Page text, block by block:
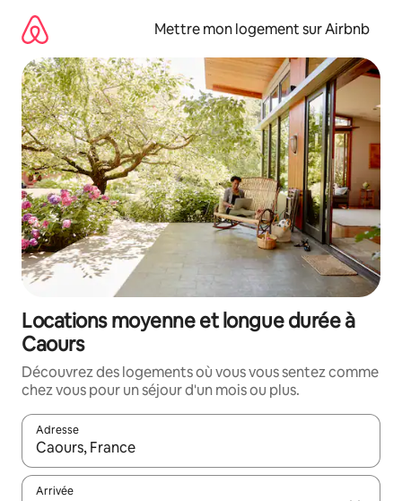
directement
contenu
Mettre mon logement sur Airbnb
Locations moyenne et longue durée à
Caours
Découvrez des logements où vous vous sentez comme
chez vous pour un séjour d'un mois ou plus.
Adresse
Lorsque les résultats s'affichent, utilisez les flèches vers le
Arrivée